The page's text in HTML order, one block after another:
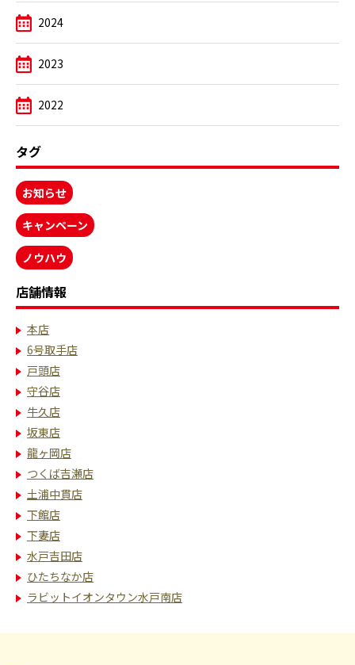
2024
2023
2022
タグ
お知らせ
キャンペーン
ノウハウ
店舗情報
本店
6号取手店
戸頭店
守谷店
牛久店
坂東店
龍ヶ岡店
つくば吉瀬店
土浦中貫店
下館店
下妻店
水戸吉田店
ひたちなか店
ラビットイオンタウン水戸南店